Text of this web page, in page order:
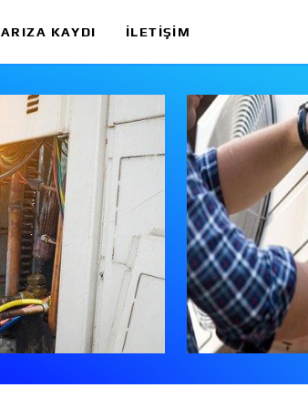
ARIZA KAYDI İLETIŞIM